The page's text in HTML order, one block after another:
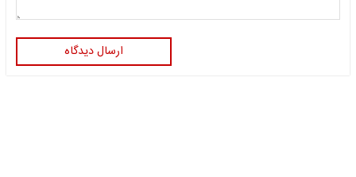
ارسال دیدگاه